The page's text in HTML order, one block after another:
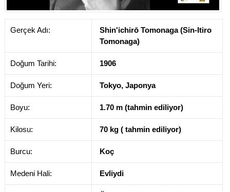
Gerçek Adı:
Shin'ichirō Tomonaga (Sin-Itiro
Tomonaga)
Doğum Tarihi: 1906
Doğum Yeri: Tokyo, Japonya
Boyu: 1.70 m (tahmin ediliyor)
Kilosu: 70 kg ( tahmin ediliyor)
Burcu: Koç
Medeni Hali: Evliydi